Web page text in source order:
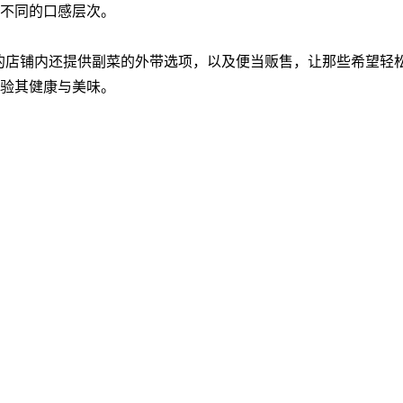
同的口感层次。
铺内还提供副菜的外带选项，以及便当贩售，让那些希望轻
其健康与美味。